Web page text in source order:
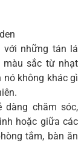
với những tán lá
màu sắc từ nhạt
không khác gì
dàng chăm sóc,
hoặc giữa các
tắm, bàn ăn